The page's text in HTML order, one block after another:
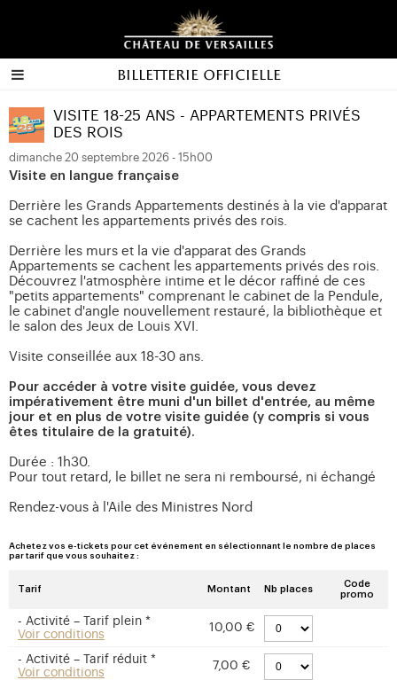
Billetterie officielle
VISITE 18-25 ANS - APPARTEMENTS PRIVÉS
DES ROIS
dimanche 20 septembre 2026 - 15h00
Visite en langue française
Derrière les Grands Appartements destinés à la vie d'apparat
se cachent les appartements privés des rois.
Derrière les murs et la vie d'apparat des Grands
Appartements se cachent les appartements privés des rois.
Découvrez l'atmosphère intime et le décor raffiné de ces
"petits appartements" comprenant le cabinet de la Pendule,
le cabinet d'angle nouvellement restauré, la bibliothèque et
le salon des Jeux de Louis XVI.
Visite conseillée aux 18-30 ans.
Pour accéder à votre visite guidée, vous devez
impérativement être muni d'un billet d'entrée, au même
jour et en plus de votre visite guidée (y compris si vous
êtes titulaire de la gratuité).
Durée : 1h30.
Pour tout retard, le billet ne sera ni remboursé, ni échangé
Rendez-vous à l'Aile des Ministres Nord
Achetez vos e-tickets pour cet événement en sélectionnant le nombre de places
par tarif que vous souhaitez :
Tarif Montant Nb places
Code
promo
- Activité – Tarif plein *
Voir conditions
10,00 €
- Activité – Tarif réduit *
Voir conditions
7,00 €